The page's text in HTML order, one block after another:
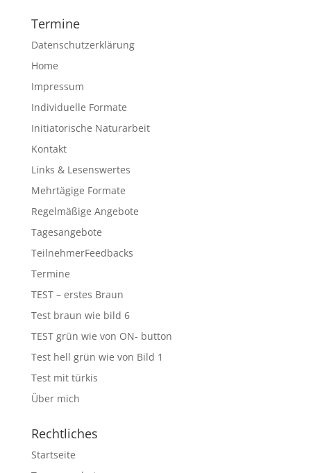
Termine
Datenschutzerklärung
Home
Impressum
Individuelle Formate
Initiatorische Naturarbeit
Kontakt
Links & Lesenswertes
Mehrtägige Formate
Regelmäßige Angebote
Tagesangebote
TeilnehmerFeedbacks
Termine
TEST – erstes Braun
Test braun wie bild 6
TEST grün wie von ON- button
Test hell grün wie von Bild 1
Test mit türkis
Über mich
Rechtliches
Startseite